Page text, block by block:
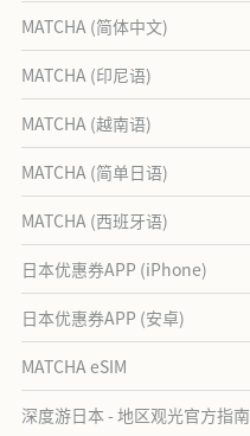
MATCHA (简体中文)
MATCHA (印尼语)
MATCHA (越南语)
MATCHA (简单日语)
MATCHA (西班牙语)
日本优惠券APP (iPhone)
日本优惠券APP (安卓)
MATCHA eSIM
深度游日本 - 地区观光官方指南